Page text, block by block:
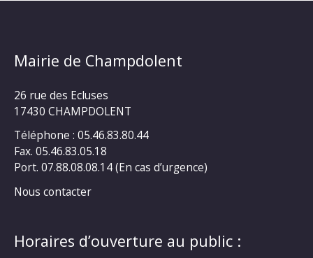
Mairie de Champdolent
26 rue des Ecluses
17430 CHAMPDOLENT
Téléphone : 05.46.83.80.44
Fax. 05.46.83.05.18
Port. 07.88.08.08.14 (En cas d’urgence)
Nous contacter
Horaires d’ouverture au public :